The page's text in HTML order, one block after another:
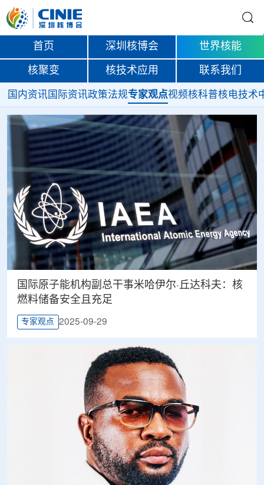
首页 深圳核博会 世界核能
核聚变 核技术应用 联系我们
国内资讯 国际资讯政策法规专家观点视频核科普核电技术
国际原子能机构副总干事米哈伊尔·丘达科夫：核
燃料储备安全且充足
专家观点 2025-09-29